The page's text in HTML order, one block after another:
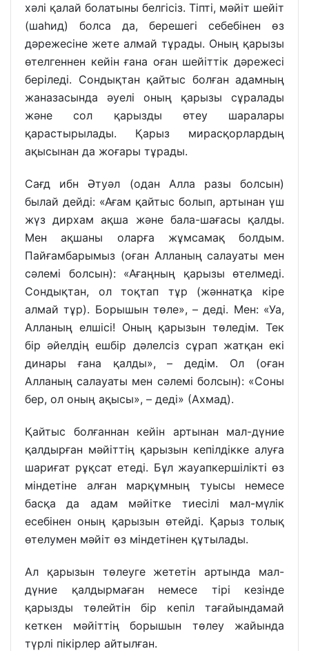
хәлі қалай болатыны белгісіз. Тіпті, мәйіт шейіт
(шаһид) болса да, берешегі себебінен өз
дәрежесіне жете алмай тұрады. Оның қарызы
өтелгеннен кейін ғана оған шейіттік дәрежесі
беріледі. Сондықтан қайтыс болған адамның
жаназасында әуелі оның қарызы сұралады
және сол қарызды өтеу шаралары
қарастырылады. Қарыз мирасқорлардың
ақысынан да жоғары тұрады.
Сағд ибн Әтуәл (одан Алла разы болсын)
былай дейді: «Ағам қайтыс болып, артынан үш
жүз дирхам ақша және бала-шағасы қалды.
Мен ақшаны оларға жұмсамақ болдым.
Пайғамбарымыз (оған Алланың салауаты мен
сәлемі болсын): «Ағаңның қарызы өтелмеді.
Сондықтан, ол тоқтап тұр (жәннатқа кіре
алмай тұр). Борышын төле», – деді. Мен: «Уа,
Алланың елшісі! Оның қарызын төледім. Тек
бір әйелдің ешбір дәлелсіз сұрап жатқан екі
динары ғана қалды», – дедім. Ол (оған
Алланың салауаты мен сәлемі болсын): «Соны
бер, ол оның ақысы», – деді» (Ахмад).
Қайтыс болғаннан кейін артынан мал-дүние
қалдырған мәйіттің қарызын кепілдікке алуға
шариғат рұқсат етеді. Бұл жауапкершілікті өз
міндетіне алған марқұмның туысы немесе
басқа да адам мәйітке тиесілі мал-мүлік
есебінен оның қарызын өтейді. Қарыз толық
өтелумен мәйіт өз міндетінен құтылады.
Ал қарызын төлеуге жететін артында мал-
дүние қалдырмаған немесе тірі кезінде
қарызды төлейтін бір кепіл тағайындамай
кеткен мәйіттің борышын төлеу жайында
түрлі пікірлер айтылған.